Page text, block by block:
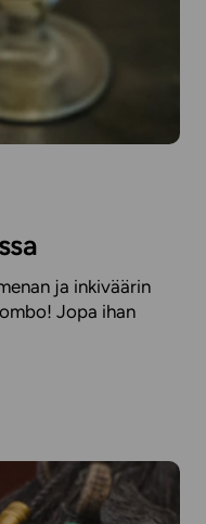
ja inkiväärin
Jopa ihan